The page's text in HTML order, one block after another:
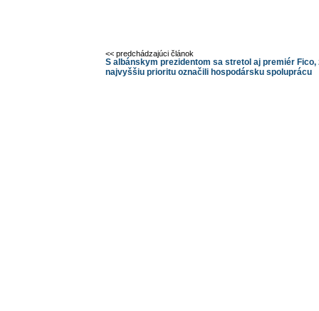
<< predchádzajúci článok
S albánskym prezidentom sa stretol aj premiér Fico,
najvyššiu prioritu označili hospodársku spoluprácu